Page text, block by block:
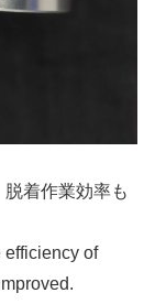
着作業効率も
efficiency of